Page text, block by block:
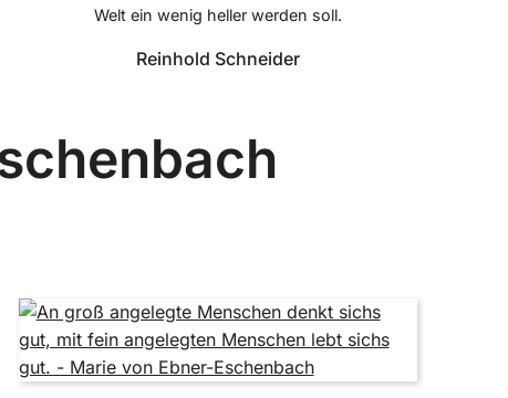
Welt ein wenig heller werden soll.
Reinhold Schneider